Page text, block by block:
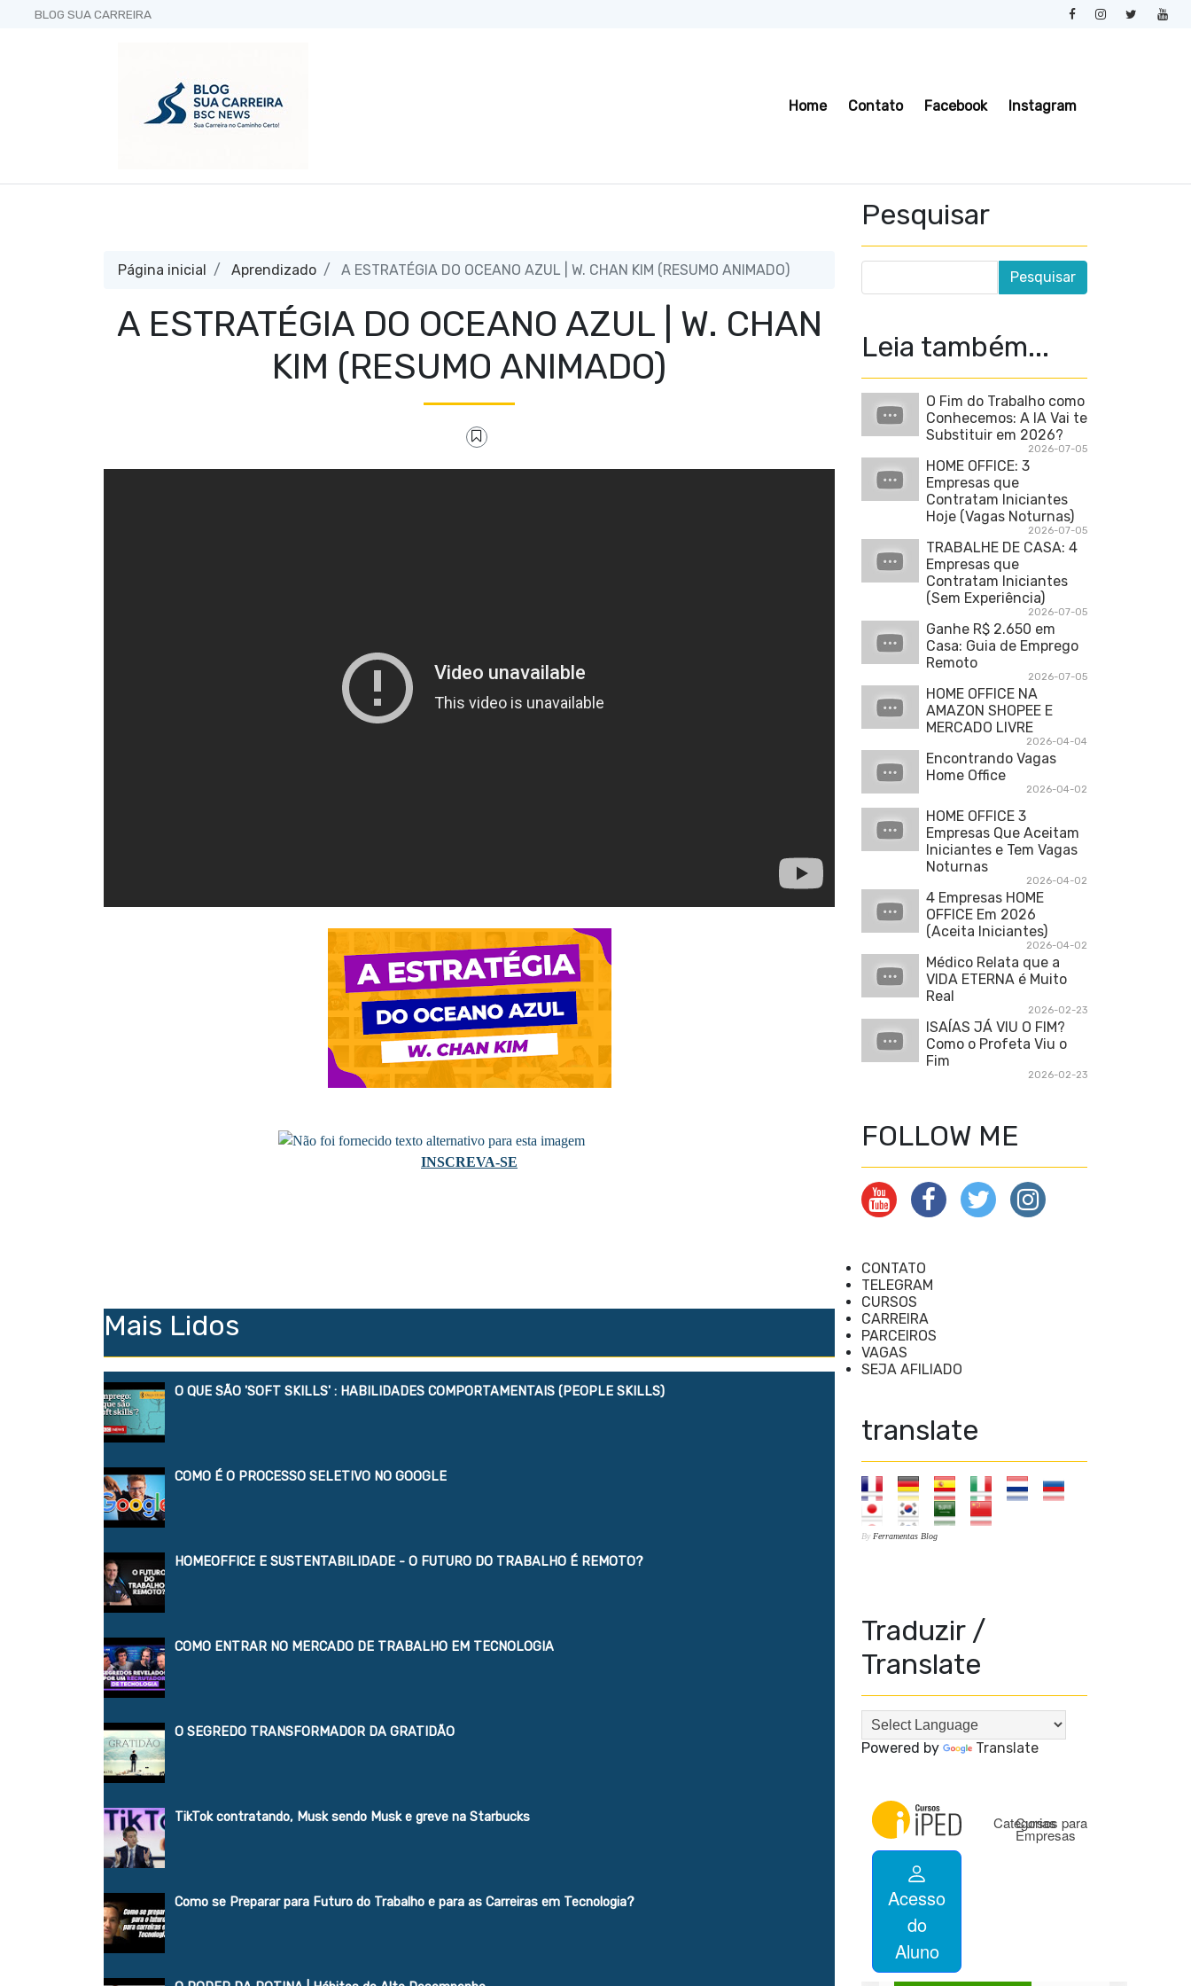
BLOG SUA CARREIRA
Home Contato Facebook Instagram
Página inicial Aprendizado A ESTRATÉGIA DO OCEANO AZUL | W. CHAN KIM (RESUMO ANIMADO)
A ESTRATÉGIA DO OCEANO AZUL | W. CHAN
KIM (RESUMO ANIMADO)
INSCREVA-SE
Mais Lidos
O QUE SÃO 'SOFT SKILLS' : HABILIDADES COMPORTAMENTAIS (PEOPLE SKILLS)
COMO É O PROCESSO SELETIVO NO GOOGLE
HOMEOFFICE E SUSTENTABILIDADE - O FUTURO DO TRABALHO É REMOTO?
COMO ENTRAR NO MERCADO DE TRABALHO EM TECNOLOGIA
O SEGREDO TRANSFORMADOR DA GRATIDÃO
TikTok contratando, Musk sendo Musk e greve na Starbucks
Como se Preparar para Futuro do Trabalho e para as Carreiras em Tecnologia?
Pesquisar
Leia também...
O Fim do Trabalho como
Conhecemos: A IA Vai te
Substituir em 2026?
2026-07-05
HOME OFFICE: 3
Empresas que
Contratam Iniciantes
Hoje (Vagas Noturnas)
2026-07-05
TRABALHE DE CASA: 4
Empresas que
Contratam Iniciantes
(Sem Experiência)
2026-07-05
Ganhe R$ 2.650 em
Casa: Guia de Emprego
Remoto
2026-07-05
HOME OFFICE NA
AMAZON SHOPEE E
MERCADO LIVRE
2026-04-04
Encontrando Vagas
Home Office
2026-04-02
HOME OFFICE 3
Empresas Que Aceitam
Iniciantes e Tem Vagas
Noturnas
2026-04-02
4 Empresas HOME
OFFICE Em 2026
(Aceita Iniciantes)
2026-04-02
Médico Relata que a
VIDA ETERNA é Muito
Real
2026-02-23
ISAÍAS JÁ VIU O FIM?
Como o Profeta Viu o
Fim
2026-02-23
FOLLOW ME
CONTATO
TELEGRAM
CURSOS
CARREIRA
PARCEIROS
VAGAS
SEJA AFILIADO
translate
By Ferramentas Blog
Traduzir /
Translate
Powered by Translate